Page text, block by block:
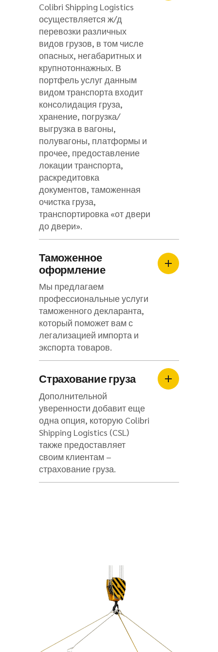
Colibri Shipping Logistics
осуществляется ж/д
перевозки различных
видов грузов, в том числе
опасных, негабаритных и
крупнотоннажных. В
портфель услуг данным
видом транспорта входит
консолидация груза,
хранение, погрузка/
выгрузка в вагоны,
полувагоны, платформы и
прочее, предоставление
локации транспорта,
раскредитовка
документов, таможенная
очистка груза,
транспортировка «от двери
до двери».
Таможенное
оформление
Мы предлагаем
профессиональные услуги
таможенного декларанта,
который поможет вам с
легализацией импорта и
экспорта товаров.
Страхование груза
Дополнительной
уверенности добавит еще
одна опция, которую Colibri
Shipping Logistics (CSL)
также предоставляет
своим клиентам –
страхование груза.